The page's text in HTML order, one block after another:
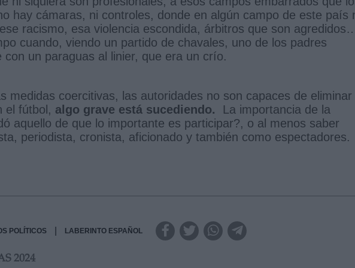
hay cámaras, ni controles, donde en algún campo de este país
racismo, esa violencia escondida, árbitros que son
cuando, viendo un partido de chavales, uno de los padres
con un paraguas al linier, que era un crío.
medidas coercitivas, las autoridades no son capaces de eliminar
el fútbol, algo grave está sucediendo. La importancia de la
aquello de que lo importante es participar?, o al menos saber
periodista, cronista, aficionado y también como espectadores.
POLÍTICOS LABERINTO ESPAÑOL
2024